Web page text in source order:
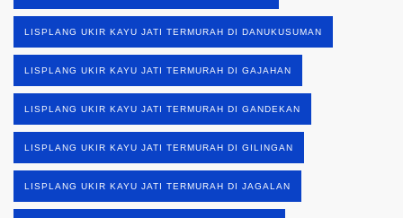
LISPLANG UKIR KAYU JATI TERMURAH DI DANUKUSUMAN
LISPLANG UKIR KAYU JATI TERMURAH DI GAJAHAN
LISPLANG UKIR KAYU JATI TERMURAH DI GANDEKAN
LISPLANG UKIR KAYU JATI TERMURAH DI GILINGAN
LISPLANG UKIR KAYU JATI TERMURAH DI JAGALAN